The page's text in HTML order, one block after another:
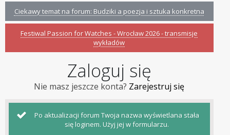
Ciekawy temat na forum: Budziki a poezja i sztuka konkretna
Festiwal Passion for Watches - Wrocław 2026 - transmisje
wykładów
Zaloguj się
Nie masz jeszcze konta? Zarejestruj się
Po aktualizacji forum Twoja nazwa wyświetlana stała
się loginem. Użyj jej w formularzu.